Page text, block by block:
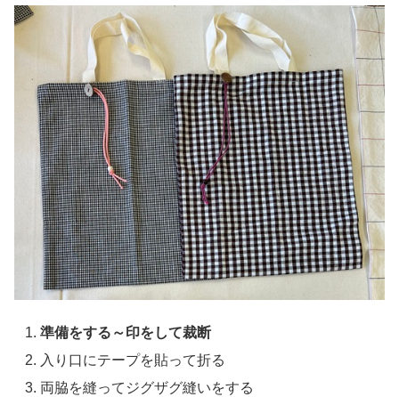
準備をする～印をして裁断
入り口にテープを貼って折る
両脇を縫ってジグザグ縫いをする